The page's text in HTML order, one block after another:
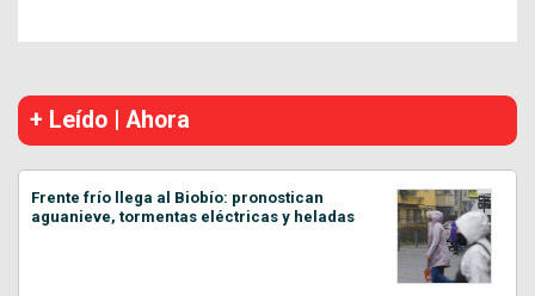
+ Leído | Ahora
Frente frío llega al Biobío: pronostican
aguanieve, tormentas eléctricas y heladas